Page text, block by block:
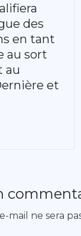
des
en tant
au sort
au
et
mail ne sera